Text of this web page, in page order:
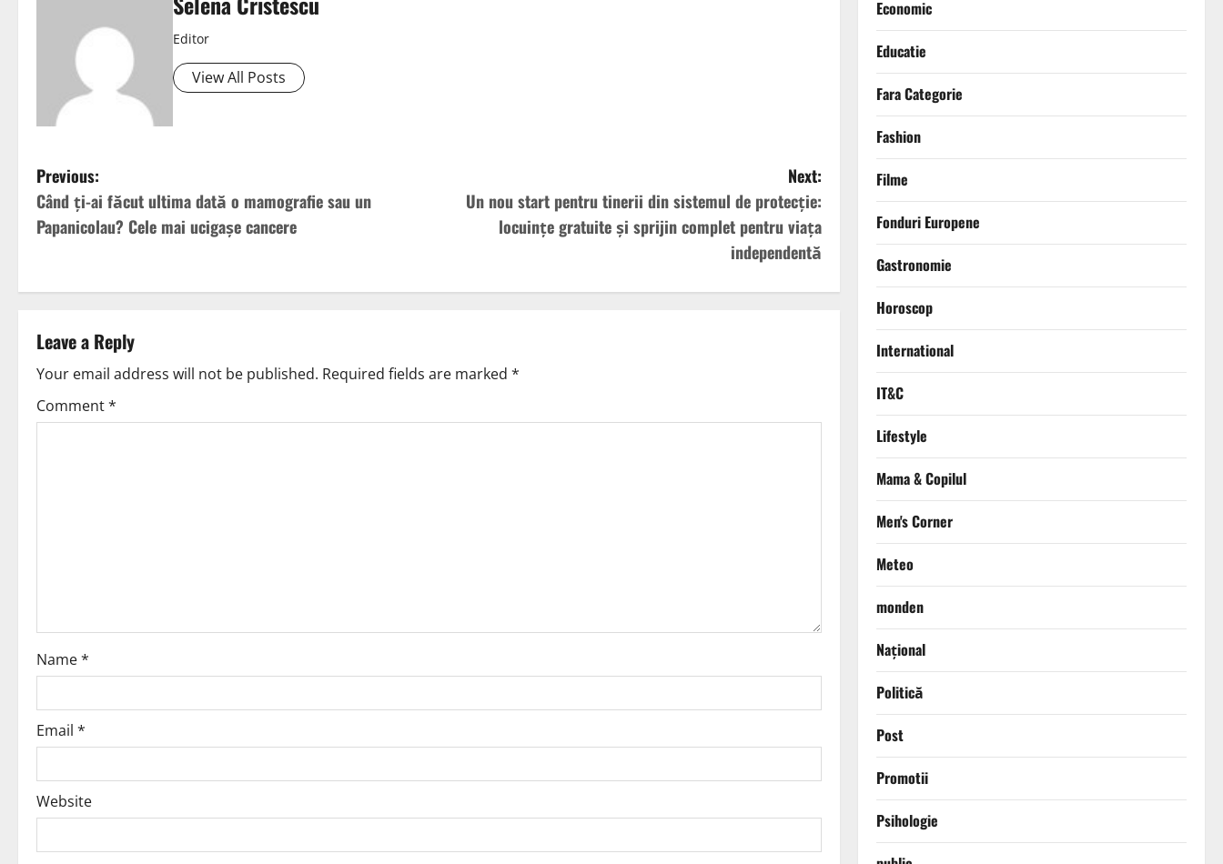
Editor
View All Posts
Previous:
Când ți-ai făcut ultima dată o mamografie sau un
Papanicolau? Cele mai ucigașe cancere
Next:
Un nou start pentru tinerii din sistemul de protecție:
locuințe gratuite și sprijin complet pentru viața
independentă
Leave a Reply
Your email address will not be published. Required fields are marked *
Comment*
Name*
Email *
Website
Economic
Educatie
Fara Categorie
Fashion
Filme
Fonduri Europene
Gastronomie
Horoscop
International
IT&C
Lifestyle
Mama & Copilul
Men's Corner
Meteo
monden
Național
Politică
Post
Promotii
Psihologie